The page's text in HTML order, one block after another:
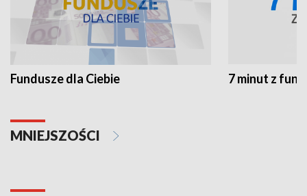
Fundusze dla Ciebie 7 minut z
MNIEJSZOŚCI